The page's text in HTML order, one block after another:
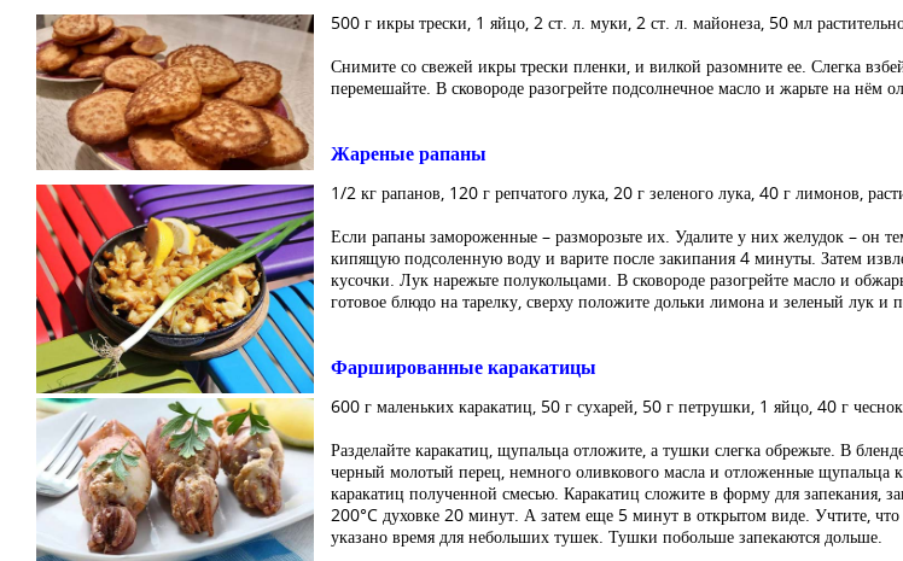
500 г икры трески, 1 яйцо, 2 ст. л. муки, 2 ст. л. майонеза, 50 мл
Снимите со свежей икры трески пленки, и вилкой разомните ее. Слегка
перемешайте. В сковороде разогрейте подсолнечное масло и жарьте на нём
Жареные рапаны
1/2 кг рапанов, 120 г репчатого лука, 20 г зеленого лука, 40 г лимонов,
Если рапаны замороженные – разморозьте их. Удалите у них желудок – он
кипящую подсоленную воду и варите после закипания 4 минуты. Затем
кусочки. Лук нарежьте полукольцами. В сковороде разогрейте масло и
готовое блюдо на тарелку, сверху положите дольки лимона и зеленый лук и
Фаршированные каракатицы
600 г маленьких каракатиц, 50 г сухарей, 50 г петрушки, 1 яйцо, 40 г
Разделайте каракатиц, щупальца отложите, а тушки слегка обрежьте. В
черный молотый перец, немного оливкового масла и отложенные щупальца
каракатиц полученной смесью. Каракатиц сложите в форму для запекания,
200°C духовке 20 минут. А затем еще 5 минут в открытом виде. Учтите, что
указано время для небольших тушек. Тушки побольше запекаются дольше.